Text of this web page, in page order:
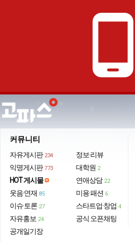
phone_android
커뮤니티
자유게시판 234
익명게시판 773
HOT 게시물
웃음·연재 85
이슈·토론 27
자유홍보 24
공개일기장
정보·리뷰
대학원 2
연애상담 22
미용·패션 6
스타트업·창업 4
공식 오픈채팅